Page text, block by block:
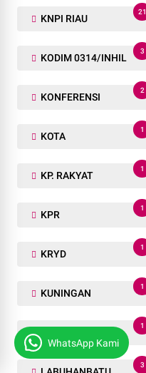
KNPI RIAU
21
KODIM 0314/INHIL
3
KONFERENSI
2
KOTA
1
KP. RAKYAT
1
KPR
1
KRYD
1
KUNINGAN
1
1
3
WhatsApp Kami